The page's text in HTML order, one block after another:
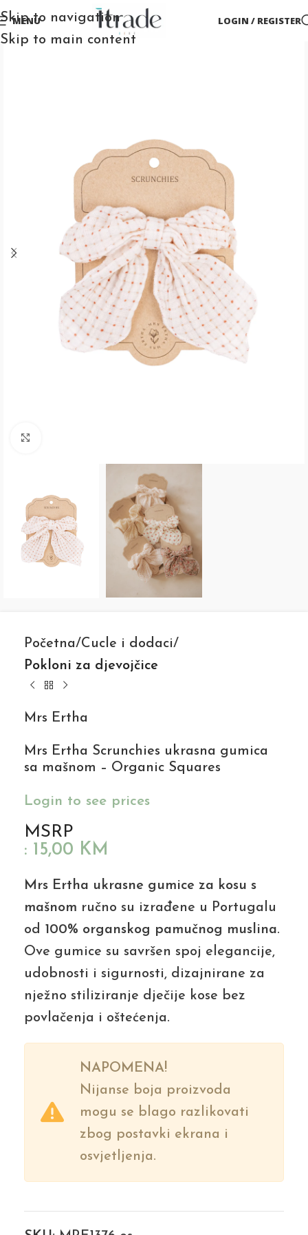
Skip to navigation
Skip to main content
MENU LOGIN / REGISTER
Početna Cucle i dodaci
Pokloni za djevojčice
Mrs Ertha
Mrs Ertha Scrunchies ukrasna gumica
sa mašnom – Organic Squares
Login to see prices
MSRP
: 15,00 KM
Mrs Ertha ukrasne gumice za kosu s
mašnom ručno su izrađene u Portugalu
od 100% organskog pamučnog muslina.
Ove gumice su savršen spoj elegancije,
udobnosti i sigurnosti, dizajnirane za
nježno stiliziranje dječije kose bez
povlačenja i oštećenja.
NAPOMENA!
Nijanse boja proizvoda
mogu se blago razlikovati
zbog postavki ekrana i
osvjetljenja.